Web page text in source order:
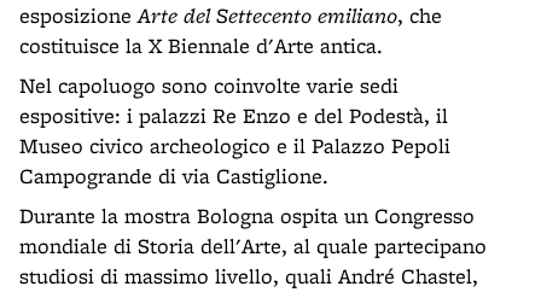
esposizioneArte del Settecento emiliano, che
costituisce la X Biennale d'Arte antica.
Nel capoluogo sono coinvolte varie sedi
espositive: i palazzi Re Enzo e del Podestà, il
Museo civico archeologico e il Palazzo Pepoli
Campogrande di via Castiglione.
Durante la mostra Bologna ospita un Congresso
mondiale di Storia dell'Arte, al quale partecipano
studiosi di massimo livello, quali André Chastel,